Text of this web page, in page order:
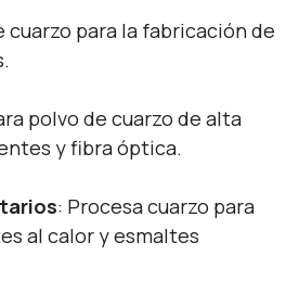
cuarzo para la fabricación de
polvo de cuarzo de alta
y fibra óptica.
​: Procesa cuarzo para
al calor y esmaltes